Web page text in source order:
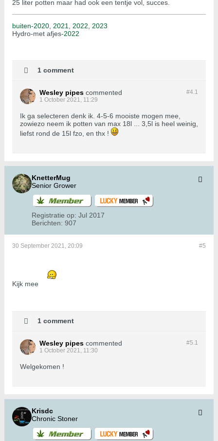
25 liter potten maar had ook een tentje vol, succes.
buiten-2020 2021 2022
2023
Hydro-met afjes-2022
1 comment
#4.1
Wesley pipes commented
1 October 2021, 11:29
Ik ga selecteren denk ik. 4-5-6 mooiste mogen mee,
zowiezo neem ik potten van max 18l ... 3,5l is heel weinig,
liefst rond de 15l fzo, en thx !
KnetterMug
Senior Grower
Registratie op: Jul 2017
Berichten: 907
#5
30 September 2021, 20:09
Kijk mee
1 comment
#5.1
Wesley pipes commented
1 October 2021, 11:30
Welgekomen !
Krisdc
Chronic Stoner